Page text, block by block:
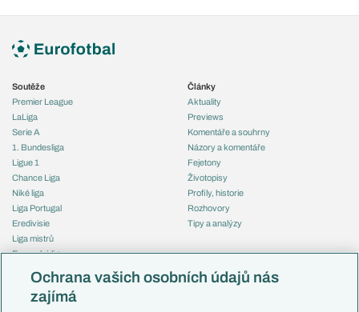
Soutěže
Premier League
LaLiga
Serie A
1. Bundesliga
Ligue 1
Chance Liga
Niké liga
Liga Portugal
Eredivisie
Liga mistrů
Evropská liga
Mistrovství světa
Liga národů
Články
Aktuality
Previews
Komentáře a souhrny
Názory a komentáře
Fejetony
Životopisy
Profily, historie
Rozhovory
Tipy a analýzy
Česko
Ochrana vašich osobních údajů nás
zajímá